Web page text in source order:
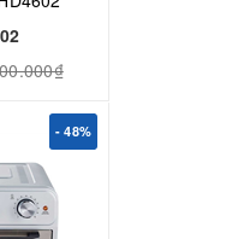
- 48%